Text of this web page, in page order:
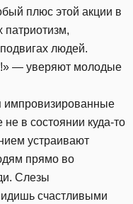
плюс этой акции в
патриотизм,
людей.
— уверяют молодые
импровизированные
в состоянии куда-то
устраивают
прямо во
Слезы
счастливыми